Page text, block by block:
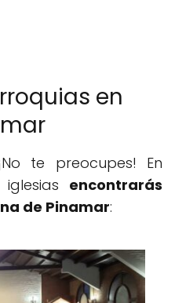
en
te preocupes! En
encontrarás
de Pinamar: